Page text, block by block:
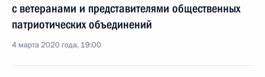
с ветеранами и представителями общественных
патриотических объединений
4 марта 2020 года, 19:00